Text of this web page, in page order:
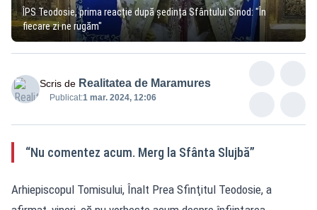
ÎPS Teodosie, prima reacție după ședința Sfântului Sinod: "În
fiecare zi ne rugăm"
Scris de Realitatea de Maramures
Publicat:1 mar. 2024, 12:06
“Nu comentez acum. Merg la Sfânta Slujbă”
Arhiepiscopul Tomisului, Înalt Prea Sfinţitul Teodosie, a